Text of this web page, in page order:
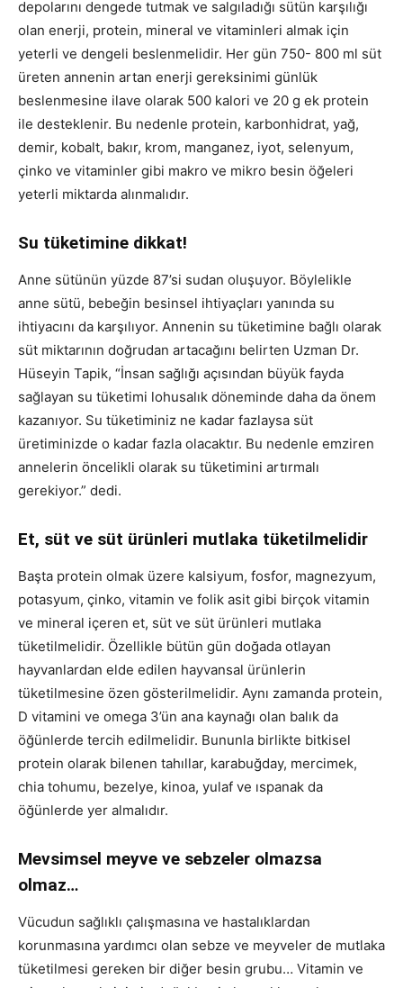
depolarını dengede tutmak ve salgıladığı sütün karşılığı
olan enerji, protein, mineral ve vitaminleri almak için
yeterli ve dengeli beslenmelidir. Her gün 750- 800 ml süt
üreten annenin artan enerji gereksinimi günlük
beslenmesine ilave olarak 500 kalori ve 20 g ek protein
ile desteklenir. Bu nedenle protein, karbonhidrat, yağ,
demir, kobalt, bakır, krom, manganez, iyot, selenyum,
çinko ve vitaminler gibi makro ve mikro besin öğeleri
yeterli miktarda alınmalıdır.
Su tüketimine dikkat!
Anne sütünün yüzde 87’si sudan oluşuyor. Böylelikle
anne sütü, bebeğin besinsel ihtiyaçları yanında su
ihtiyacını da karşılıyor. Annenin su tüketimine bağlı olarak
süt miktarının doğrudan artacağını belirten Uzman Dr.
Hüseyin Tapik, “İnsan sağlığı açısından büyük fayda
sağlayan su tüketimi lohusalık döneminde daha da önem
kazanıyor. Su tüketiminiz ne kadar fazlaysa süt
üretiminizde o kadar fazla olacaktır. Bu nedenle emziren
annelerin öncelikli olarak su tüketimini artırmalı
gerekiyor.” dedi.
Et, süt ve süt ürünleri mutlaka tüketilmelidir
Başta protein olmak üzere kalsiyum, fosfor, magnezyum,
potasyum, çinko, vitamin ve folik asit gibi birçok vitamin
ve mineral içeren et, süt ve süt ürünleri mutlaka
tüketilmelidir. Özellikle bütün gün doğada otlayan
hayvanlardan elde edilen hayvansal ürünlerin
tüketilmesine özen gösterilmelidir. Aynı zamanda protein,
D vitamini ve omega 3’ün ana kaynağı olan balık da
öğünlerde tercih edilmelidir. Bununla birlikte bitkisel
protein olarak bilenen tahıllar, karabuğday, mercimek,
chia tohumu, bezelye, kinoa, yulaf ve ıspanak da
öğünlerde yer almalıdır.
Mevsimsel meyve ve sebzeler olmazsa
olmaz…
Vücudun sağlıklı çalışmasına ve hastalıklardan
korunmasına yardımcı olan sebze ve meyveler de mutlaka
tüketilmesi gereken bir diğer besin grubu… Vitamin ve